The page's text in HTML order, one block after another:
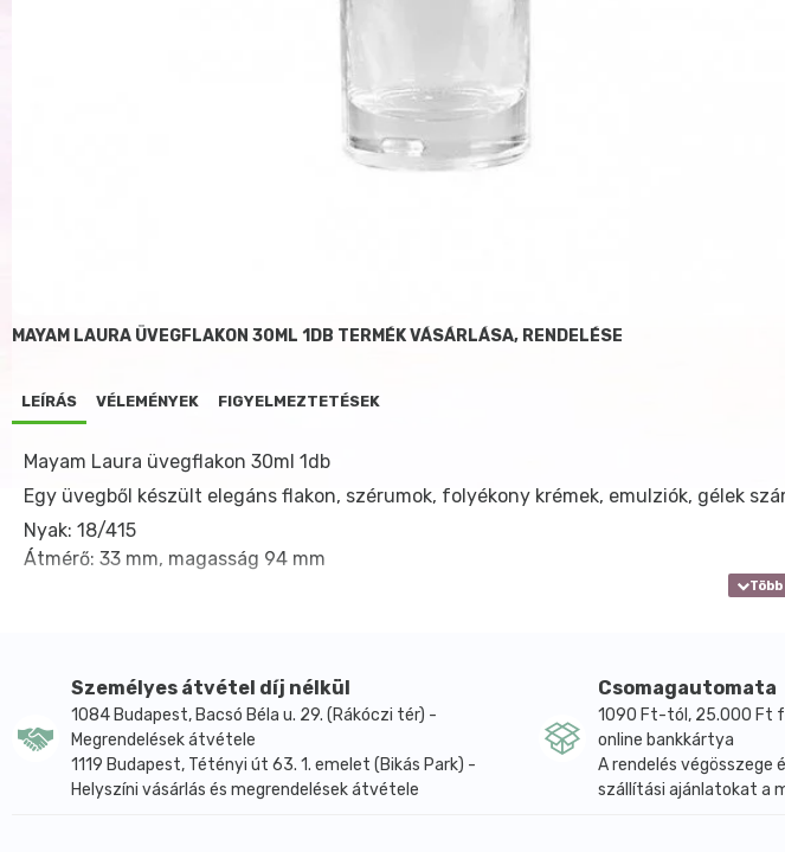
MAYAM LAURA ÜVEGFLAKON 30ML 1DB TERMÉK VÁSÁRLÁSA, RENDELÉSE
LEÍRÁS VÉLEMÉNYEK FIGYELMEZTETÉSEK
Mayam Laura üvegflakon 30ml 1db
Egy üvegből készült elegáns flakon, szérumok, folyékony krémek, emulziók, gélek
Nyak: 18/415
Átmérő: 33 mm, magasság 94 mm
Személyes átvétel díj nélkül
1084 Budapest, Bacsó Béla u. 29. (Rákóczi tér) -
Megrendelések átvétele
1119 Budapest, Tétényi út 63. 1. emelet (Bikás Park) -
Helyszíni vásárlás és megrendelések átvétele
Csomagautomata
1090 Ft-tól, 25.000 Ft
online bankkártya
A rendelés végösszege
szállítási ajánlatokat a